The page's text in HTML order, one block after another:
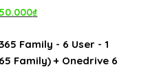
1.100.000₫.
₫
tại
Family - 6 User - 1
Family) + Onedrive 6